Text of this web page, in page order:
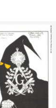
Appliquer